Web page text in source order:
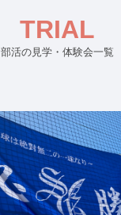
TRIAL
部活の見学・体験会一覧